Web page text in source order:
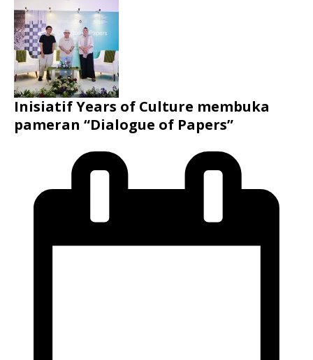
Inisiatif Years of Culture membuka
pameran “Dialogue of Papers”